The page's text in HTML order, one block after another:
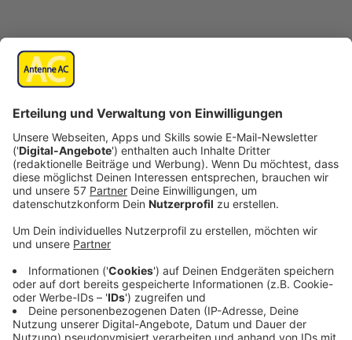
Ein großartiger Sommer
Anzeige
Kevin Zimmer sticht sofort ins Auge, dass Alle Farben
das Sommerfeeling sogar direkt mit zum Interview
gebracht hat, nämlich auf seiner Kleidung. Kann man
auch machen, wenn es möglicherweise sein bester
Sommer ever war, so Alle Farben. Auf die Frage,
welches Foto aus seinem Sommer ganz vorne in einem
Fotoalbum stehen würde, antwortet Alle Farben, dass
direkt in die Herbstsaison gestartet ist. Er plant, in
etwa drei Wochen Urlaub zu machen und dann den
Sommer Revue passieren zu lassen.